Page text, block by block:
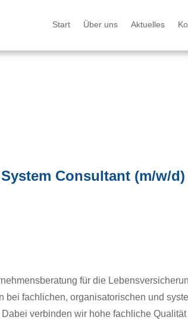
Start Über uns Aktuelles
Consultant (m/w/d)
für die
bei fachlichen, organisatorischen und
verbinden wir hohe fachliche